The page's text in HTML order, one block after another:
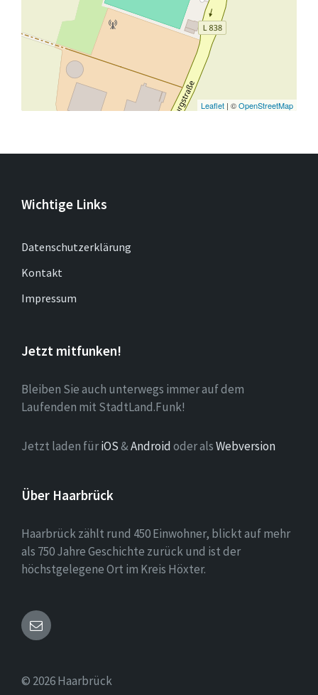
Leaflet | ©OpenStreetMap
Wichtige Links
Datenschutzerklärung
Kontakt
Impressum
Jetzt mitfunken!
Bleiben Sie auch unterwegs immer auf dem
Laufenden mit StadtLand.Funk!
Jetzt laden füriOS&Androidoder alsWebversion
Über Haarbrück
Haarbrück zählt rund 450 Einwohner, blickt auf mehr
als 750 Jahre Geschichte zurück und ist der
höchstgelegene Ort im Kreis Höxter.
Email
© 2026 Haarbrück